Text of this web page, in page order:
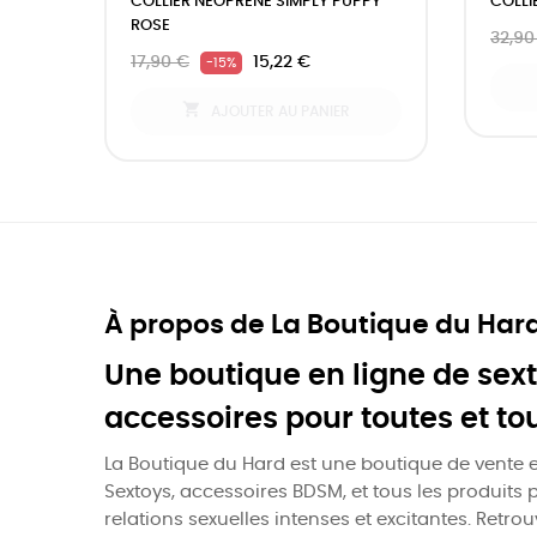
ROSE
17,90 € -15% 15,22 €
À propos de La Boutique du
Une boutique en ligne de
accessoires pour toutes et
La Boutique du Hard est une boutique de vente
Sextoys, accessoires BDSM, et tous les produits
relations sexuelles intenses et excitantes.